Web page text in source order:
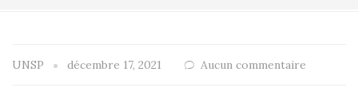
UNSP décembre 17, 2021 Aucun commentaire